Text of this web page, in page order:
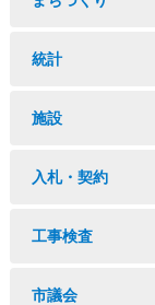
統計
施設
入札・契約
工事検査
市議会